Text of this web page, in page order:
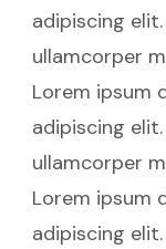
adipiscing
ullamcorper
Lorem ipsum
adipiscing
ullamcorper
Lorem ipsum
adipiscing